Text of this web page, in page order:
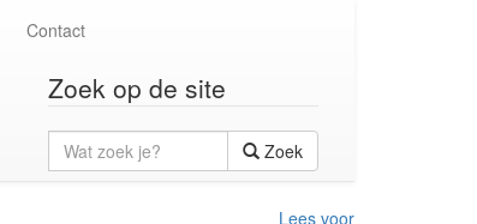
Contact
Zoek op de site
Wat
zoek
je?
Zoek
Lees voor